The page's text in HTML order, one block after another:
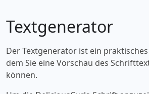
Textgenerator
Der Textgenerator ist ein
dem Sie eine Vorschau des
können.